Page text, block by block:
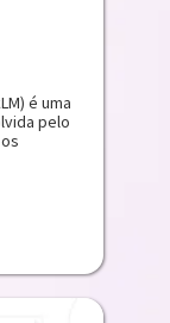
é uma
pelo